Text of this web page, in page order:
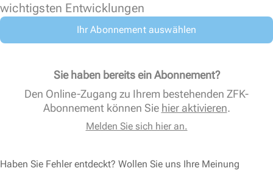
wichtigsten Entwicklungen
Ihr Abonnement auswählen
Sie haben bereits ein Abonnement?
Den Online-Zugang zu Ihrem bestehenden ZFK-
Abonnement können Sie hier aktivieren.
Melden Sie sich hier an.
Haben Sie Fehler entdeckt? Wollen Sie uns Ihre Meinung